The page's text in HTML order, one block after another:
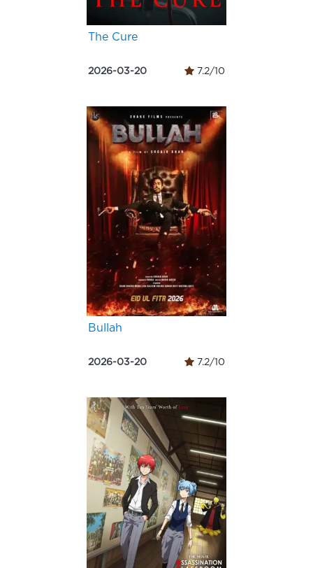
The Cure
2026-03-20 7.2/10
Bullah
2026-03-20 7.2/10